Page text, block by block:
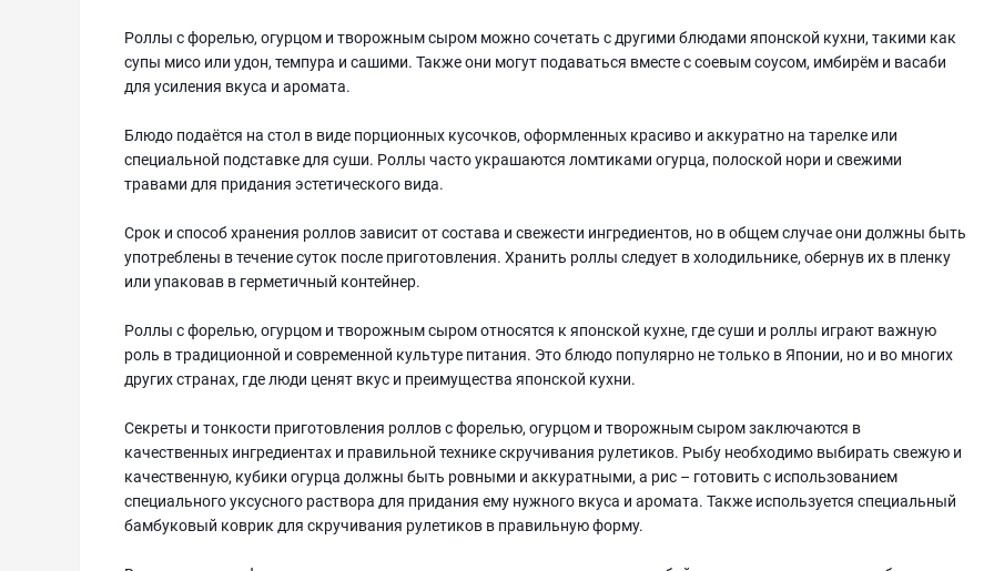
Роллы с форелью, огурцом и творожным сыром можно сочетать с другими блюдами японской кухни, такими как
супы мисо или удон, темпура и сашими. Также они могут подаваться вместе с соевым соусом, имбирём и васаби
для усиления вкуса и аромата.
Блюдо подаётся на стол в виде порционных кусочков, оформленных красиво и аккуратно на тарелке или
специальной подставке для суши. Роллы часто украшаются ломтиками огурца, полоской нори и свежими
травами для придания эстетического вида.
Срок и способ хранения роллов зависит от состава и свежести ингредиентов, но в общем случае они должны быть
употреблены в течение суток после приготовления. Хранить роллы следует в холодильнике, обернув их в пленку
или упаковав в герметичный контейнер.
Роллы с форелью, огурцом и творожным сыром относятся к японской кухне, где суши и роллы играют важную
роль в традиционной и современной культуре питания. Это блюдо популярно не только в Японии, но и во многих
других странах, где люди ценят вкус и преимущества японской кухни.
Секреты и тонкости приготовления роллов с форелью, огурцом и творожным сыром заключаются в
качественных ингредиентах и правильной технике скручивания рулетиков. Рыбу необходимо выбирать свежую и
качественную, кубики огурца должны быть ровными и аккуратными, а рис – готовить с использованием
специального уксусного раствора для придания ему нужного вкуса и аромата. Также используется специальный
бамбуковый коврик для скручивания рулетиков в правильную форму.